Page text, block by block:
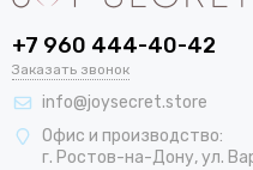
+7 960 444-40-42
Заказать звонок
info@joysecret.store
Офис и производство:
г. Ростов-на-Дону, ул.